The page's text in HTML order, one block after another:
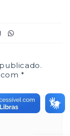
com*